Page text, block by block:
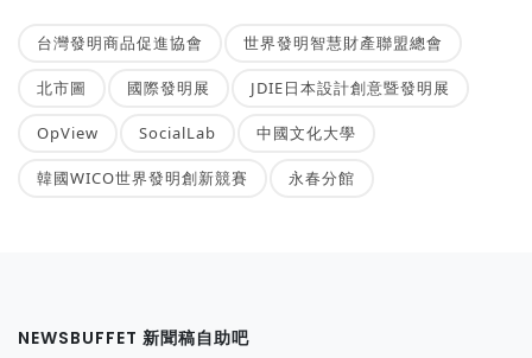
台灣發明商品促進協會 世界發明智慧財產聯盟總會
北市圖 國際發明展 JDIE日本設計創意暨發明展
OpView SocialLab 中國文化大學
韓國WICO世界發明創新競賽 永春分館
NEWSBUFFET 新聞稿自助吧